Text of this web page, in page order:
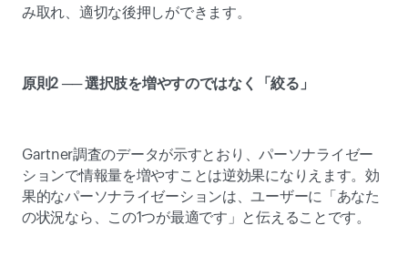
み取れ、適切な後押しができます。
原則2 ── 選択肢を増やすのではなく「絞る」
Gartner調査のデータが示すとおり、パーソナライゼー
ションで情報量を増やすことは逆効果になりえます。効
果的なパーソナライゼーションは、ユーザーに「あなた
の状況なら、この1つが最適です」と伝えることです。